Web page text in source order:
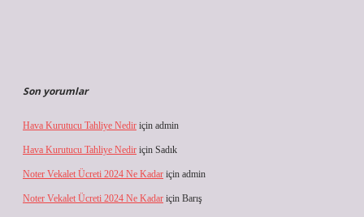
Son yorumlar
Hava Kurutucu Tahliye Nedir için admin
Hava Kurutucu Tahliye Nedir için Sadık
Noter Vekalet Ücreti 2024 Ne Kadar için admin
Noter Vekalet Ücreti 2024 Ne Kadar için Barış